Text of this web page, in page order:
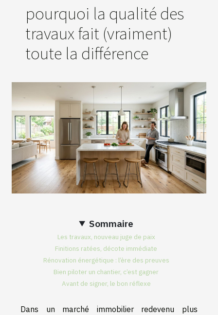
pourquoi la qualité des
travaux fait (vraiment)
toute la différence
Sommaire
Les travaux, nouveau juge de paix
Finitions ratées, décote immédiate
Rénovation énergétique : l’ère des preuves
Bien piloter un chantier, c’est gagner
Avant de signer, le bon réflexe
Dans un marché immobilier redevenu plus